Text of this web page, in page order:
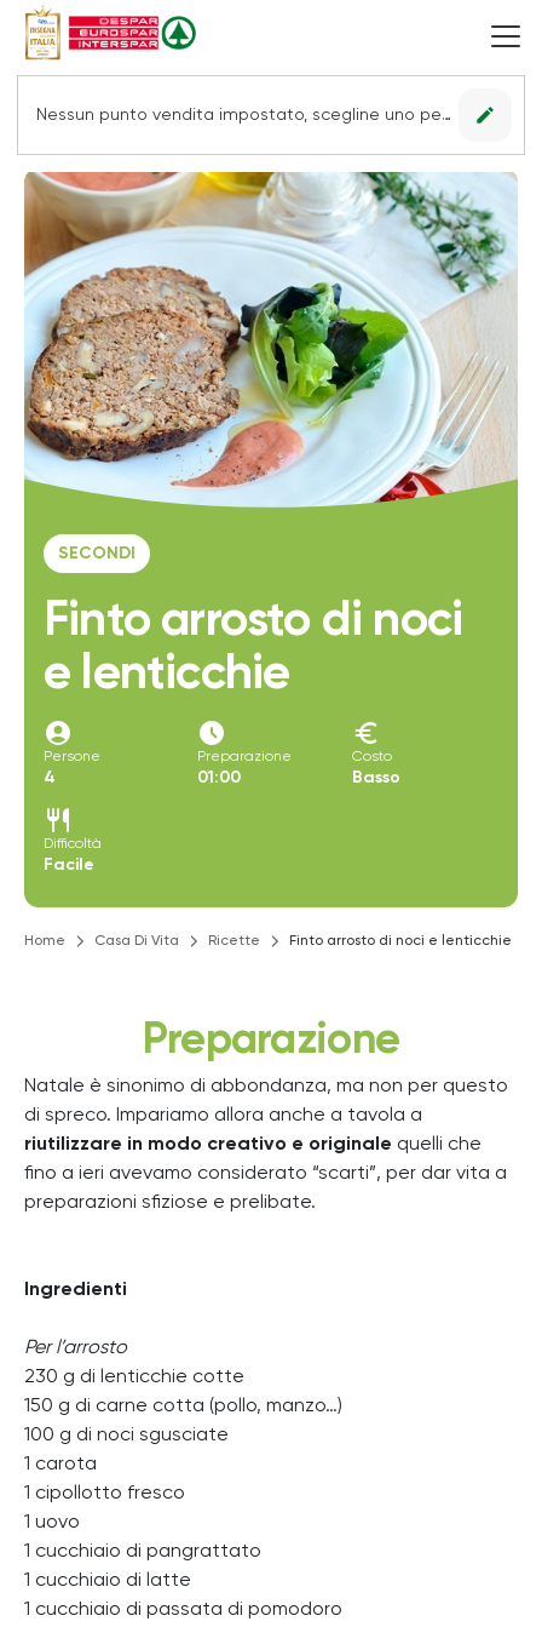
Nessun punto vendita impostato, scegline uno per vedere le offerte. edit
SECONDI
Finto arrosto di noci
e lenticchie
account_circle
Persone
4
access_time_filled
Preparazione
01:00
euro
Costo
Basso
restaurant
Difficoltà
Facile
Home Casa Di Vita Ricette Finto arrosto di noci e lenticchie
Preparazione
Natale è sinonimo di abbondanza, ma non per questo
di spreco. Impariamo allora anche a tavola a
riutilizzare in modo creativo e originale quelli che
fino a ieri avevamo considerato “scarti”, per dar vita a
preparazioni sfiziose e prelibate.
Ingredienti
Per l’arrosto
230 g di lenticchie cotte
150 g di carne cotta (pollo, manzo…)
100 g di noci sgusciate
1 carota
1 cipollotto fresco
1 uovo
1 cucchiaio di pangrattato
1 cucchiaio di latte
1 cucchiaio di passata di pomodoro